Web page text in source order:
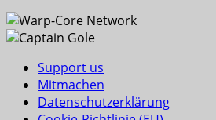
Support us
Mitmachen
Datenschutzerklärung